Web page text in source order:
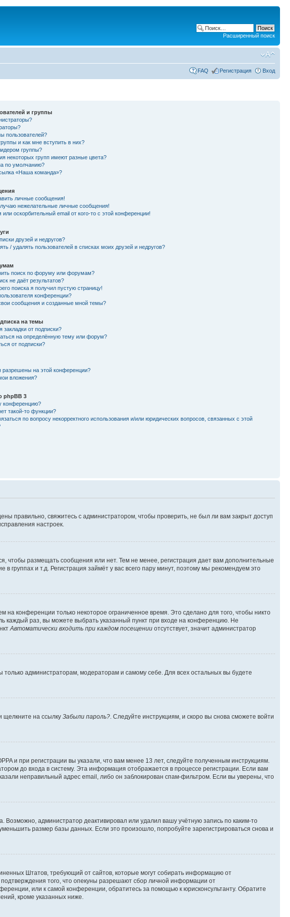
Расширенный поиск
FAQ Регистрация Вход
и группы
пользователей?
и как мне вступить в них?
группы?
некоторых групп имеют разные цвета?
по умолчанию?
«Наша команда»?
личные сообщения!
нежелательные личные сообщения!
оскорбительный email от кого-то с этой конференции!
друзей и недругов?
/ удалять пользователей в списках моих друзей и недругов?
поиск по форуму или форумам?
не даёт результатов?
поиска я получил пустую страницу!
конференции?
сообщения и созданные мной темы?
на темы
закладки от подписки?
на определённую тему или форум?
от подписки?
разрешены на этой конференции?
вложения?
phpBB 3
конференцию?
такой-то функции?
по вопросу некорректного использования и/или юридических вопросов, связанных с этой
правильно, свяжитесь с администратором, чтобы проверить, не был ли вам закрыт доступ
настроек.
чтобы размещать сообщения или нет. Тем не менее, регистрация дает вам дополнительные
и т.д. Регистрация займёт у вас всего пару минут, поэтому мы рекомендуем это
на конференции только некоторое ограниченное время. Это сделано для того, чтобы никто
каждый раз, вы можете выбрать указанный пункт при входе на конференцию. Не
Автоматически входить при каждом посещении отсутствует, значит администратор
только администраторам, модераторам и самому себе. Для всех остальных вы будете
щелкните на ссылку Забыли пароль? . Следуйте инструкциям, и скоро вы снова сможете войти
и при регистрации вы указали, что вам менее 13 лет, следуйте полученным инструкциям.
до входа в систему. Эта информация отображается в процессе регистрации. Если вам
неправильный адрес email, либо он заблокирован спам-фильтром. Если вы уверены, что
администратор деактивировал или удалил вашу учётную запись по каким-то
размер базы данных. Если это произошло, попробуйте зарегистрироваться снова и
Штатов, требующий от сайтов, которые могут собирать информацию от
того, что опекуны разрешают сбор личной информации от
или к самой конференции, обратитесь за помощью к юрисконсультанту. Обратите
кроме указанных ниже.